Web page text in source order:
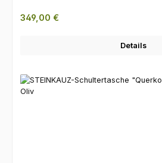
Regulärer Preis:
349,00 €
Details